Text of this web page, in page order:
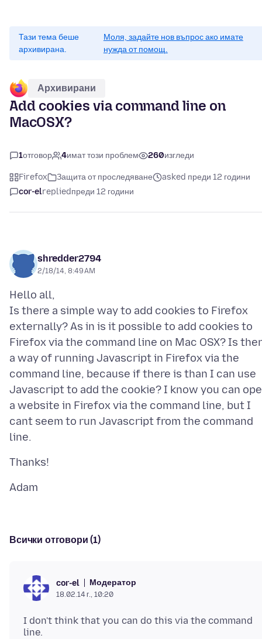
Тази тема беше
архивирана.
Моля, задайте нов въпрос ако имате
нужда от помощ.
Архивирани
Add cookies via command line on
MacOSX?
1отговор 4имат този проблем 260изгледи
Firefox Защита от проследяване
asked преди 12 години
cor-elrepliedпреди 12 години
shredder2794
2/18/14, 8:49 AM
Hello all,
Is there a simple way to add cookies to Firefox
externally? As in is it possible to add cookies to
Firefox via the command line on Mac OSX? Is
a way of running Javascript in Firefox via the
command line, because if there is than I can use
Javascript to add the cookie? I know you can
a website in Firefox via the command line, but I
cant seem to run Javascript from the command
Всички отговори (1)
cor-el Модератор
18.02.14 г., 10:20
I don't think that you can do this via the command
line.